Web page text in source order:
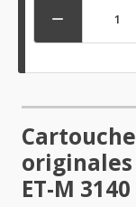

originales
ET-M 3140